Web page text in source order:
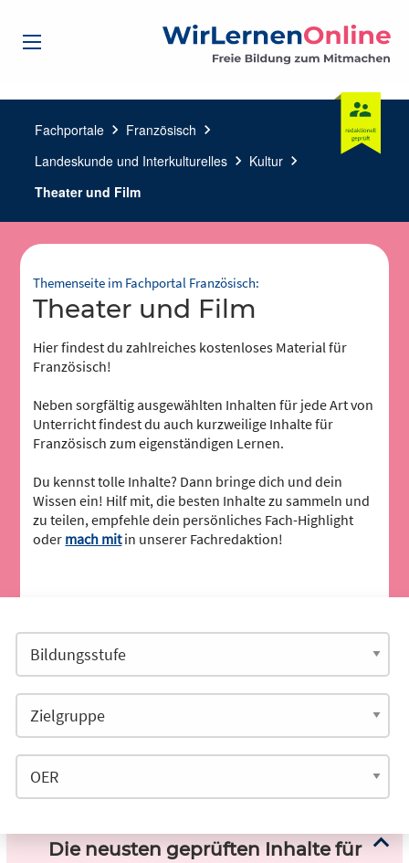
Fachportale chevron_right Französisch chevron_right
Landeskunde und Interkulturelles chevron_right Kultur chevron_right
Theater und Film
Themenseite im Fachportal Französisch:
Theater und Film
Hier findest du zahlreiches kostenloses Material für
Französisch!
Neben sorgfältig ausgewählten Inhalten für jede Art von
Unterricht findest du auch kurzweilige Inhalte für
Französisch zum eigenständigen Lernen.
Du kennst tolle Inhalte? Dann bringe dich und dein
Wissen ein! Hilf mit, die besten Inhalte zu sammeln und
zu teilen, empfehle dein persönliches Fach-Highlight
oder mach mitin unserer Fachredaktion!
Die neusten geprüften Inhalte für